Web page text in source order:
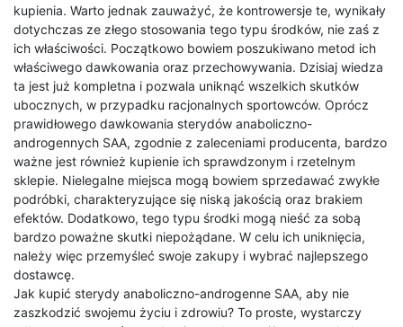
kupienia. Warto jednak zauważyć, że kontrowersje te, wynikały
dotychczas ze złego stosowania tego typu środków, nie zaś z
ich właściwości. Początkowo bowiem poszukiwano metod ich
właściwego dawkowania oraz przechowywania. Dzisiaj wiedza
ta jest już kompletna i pozwala uniknąć wszelkich skutków
ubocznych, w przypadku racjonalnych sportowców. Oprócz
prawidłowego dawkowania sterydów anaboliczno-
androgennych SAA, zgodnie z zaleceniami producenta, bardzo
ważne jest również kupienie ich sprawdzonym i rzetelnym
sklepie. Nielegalne miejsca mogą bowiem sprzedawać zwykłe
podróbki, charakteryzujące się niską jakością oraz brakiem
efektów. Dodatkowo, tego typu środki mogą nieść za sobą
bardzo poważne skutki niepożądane. W celu ich uniknięcia,
należy więc przemyśleć swoje zakupy i wybrać najlepszego
dostawcę.
Jak kupić sterydy anaboliczno-androgenne SAA, aby nie
zaszkodzić swojemu życiu i zdrowiu? To proste, wystarczy